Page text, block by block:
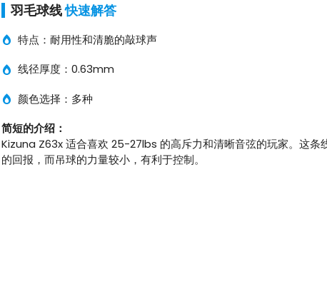
羽毛球线快速解答
特点：耐用性和清脆的敲球声
线径厚度：0.63mm
颜色选择：多种
简短的介绍：
Kizuna Z63x 适合喜欢 25-27lbs 的高斥力和清晰音弦的玩家。这条
的回报，而吊球的力量较小，有利于控制。